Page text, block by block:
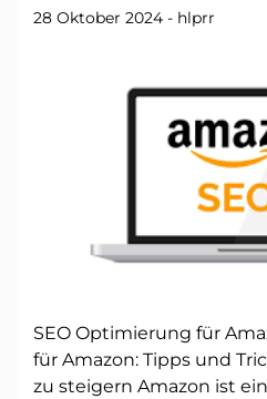
28 Oktober 2024 - hlprr
SEO Optimierung für
für Amazon: Tipps und
zu steigern Amazon ist